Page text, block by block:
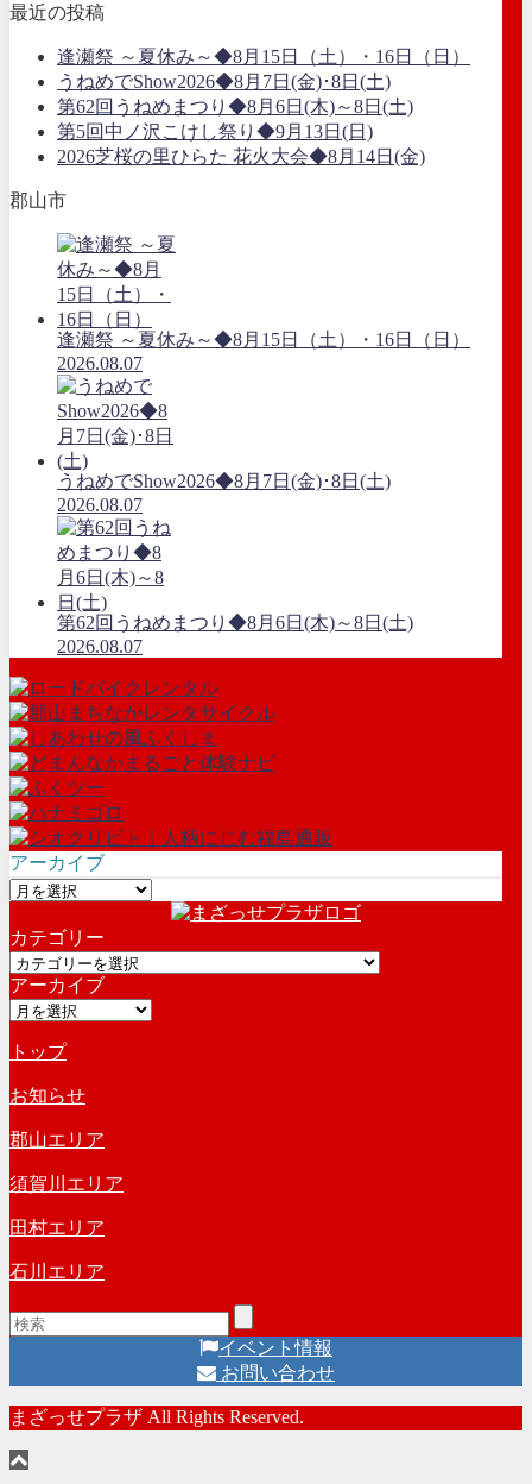
最近の投稿
逢瀬祭 ～夏休み～◆8月15日（土）・16日（日）
うねめでShow2026◆8月7日(金)･8日(土)
第62回うねめまつり◆8月6日(木)～8日(土)
第5回中ノ沢こけし祭り◆9月13日(日)
2026芝桜の里ひらた 花火大会◆8月14日(金)
郡山市
逢瀬祭 ～夏休み～◆8月15日（土）・16日（日）
2026.08.07
うねめでShow2026◆8月7日(金)･8日(土)
2026.08.07
第62回うねめまつり◆8月6日(木)～8日(土)
2026.08.07
アーカイブ
ア
カ
イ
ブ
カテゴリー
カ
テ
ゴ
ー
アーカイブ
ア
カ
イ
ブ
トップ
お知らせ
郡山エリア
須賀川エリア
田村エリア
石川エリア
イベント情報
お問い合わせ
まざっせプラザ All Rights Reserved.